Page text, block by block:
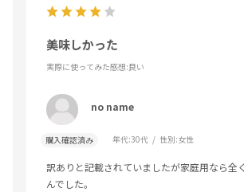
美味しかった
実際に使ってみた感想:良い
no name
購入確認済み 年代:30代 性別:女性
訳ありと記載されていましたが家庭用なら全
んでした。